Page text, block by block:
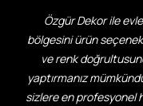
Özgür Dekor ile
bölgesini ürün
ve renk
yaptırmanız
sizlere en profesyonel